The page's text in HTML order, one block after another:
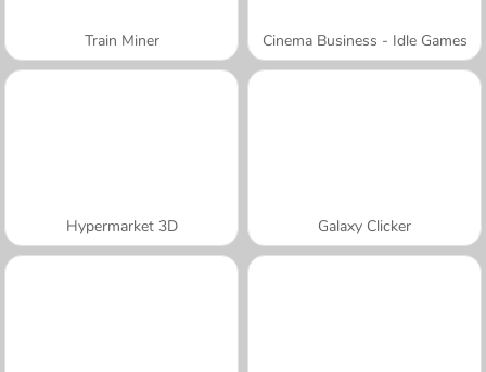
Train Miner Cinema Business - Idle Games
Hypermarket 3D Galaxy Clicker